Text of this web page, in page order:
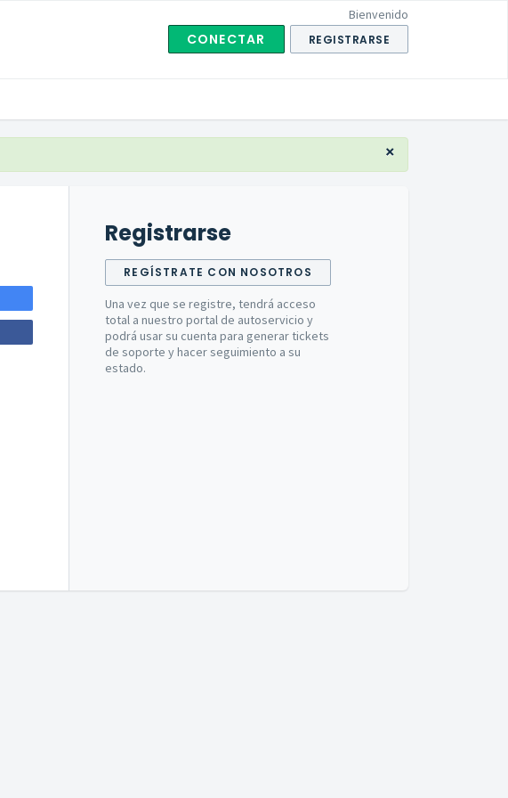
Bienvenido
CONECTAR REGISTRARSE
×
Registrarse
REGÍSTRATE CON NOSOTROS
Una vez que se registre, tendrá acceso
total a nuestro portal de autoservicio y
podrá usar su cuenta para generar tickets
de soporte y hacer seguimiento a su
estado.